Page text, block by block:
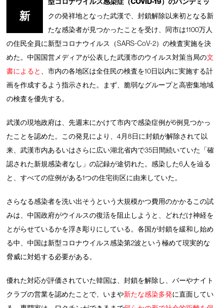
新
クの発祥地となった武漢で、封鎖解除以来初となる新
たな感染者が見つかったことを受け、同市は1100万人
の住民全員に新型コロナウイルス（SARS-CoV-2）の検査実施を決
めた。中国国営メディアが公表した武漢市のウイルス対策当局の文
書によると
、市内の各地区は全住民の検査を10日以内に実施する計
画を作成するよう指示された。まず、脆弱なグループと高密集地域
の検査を優先する。
武漢の現地政府は、先週末にかけて市内で感染症例が6例見つかっ
たことを認めた。この発見により、4月8日に封鎖が解除されて以
来、武漢市内あるいはさらに広い湖北省内で35日間続いていた「確
認された新規感染者なし」の記録が途切れた。感染した6人を辿る
と、すべての症例がある1つの住宅街区に由来していた。
さらなる感染者を洗い出そうという大規模かつ費用のかかるこの試
みは、中国政府がウイルスの復活を阻止しようと、どれだけ神経を
とがらせているかを浮き彫りにしている。各国が封鎖を緩和し始め
る中、中国は新型コロナウイルス感染第2波という極めて現実的な
脅威に対処する必要がある。
優れた対応が評価されていた韓国は、封鎖を解除し、バーやナイト
クラブの営業を認めたことで、いまや新たな感染多発に直面してい